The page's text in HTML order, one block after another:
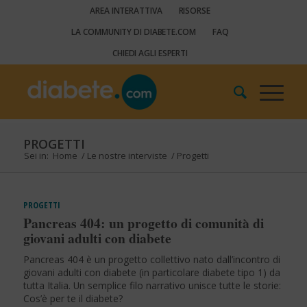
AREA INTERATTIVA
RISORSE
LA COMMUNITY DI DIABETE.COM
FAQ
CHIEDI AGLI ESPERTI
PROGETTI
Sei in: Home / Le nostre interviste / Progetti
PROGETTI
Pancreas 404: un progetto di comunità di
giovani adulti con diabete
Pancreas 404 è un progetto collettivo nato dall’incontro di
giovani adulti con diabete (in particolare diabete tipo 1) da
tutta Italia. Un semplice filo narrativo unisce tutte le storie:
Cos’è per te il diabete?